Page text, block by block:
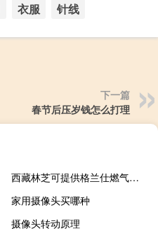
衣服 针线
下一篇
春节后压岁钱怎么打理
西藏林芝可提供格兰仕燃气灶维修服务地址在哪
家用摄像头买哪种
摄像头转动原理